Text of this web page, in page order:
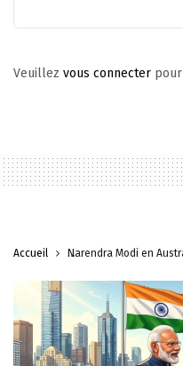
Veuillez vous connecter
Accueil Narendra Modi en